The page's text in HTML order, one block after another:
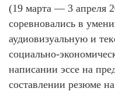
(19 марта — 3 апреля
соревновались в
аудиовизуальную и
социально-
написании эссе на
составлении резюме